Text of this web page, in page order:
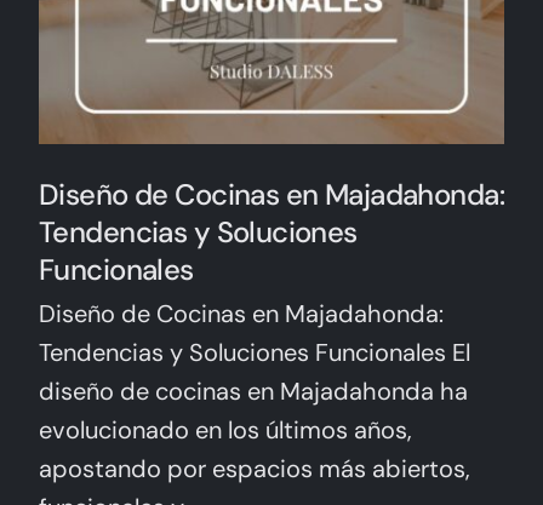
Diseño de Cocinas en Majadahonda:
Tendencias y Soluciones
Funcionales
Diseño de Cocinas en Majadahonda:
Tendencias y Soluciones Funcionales El
diseño de cocinas en Majadahonda ha
evolucionado en los últimos años,
apostando por espacios más abiertos,